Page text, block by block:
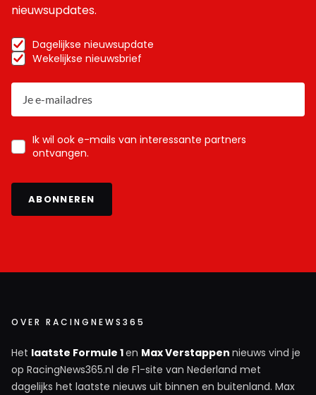
nieuwsupdates.
Dagelijkse nieuwsupdate
Wekelijkse nieuwsbrief
Ik wil ook e-mails van interessante partners
ontvangen.
ABONNEREN
OVER RACINGNEWS365
Het laatste Formule 1en Max Verstappen nieuws vind je
op RacingNews365.nl de F1-site van Nederland met
dagelijks het laatste nieuws uit binnen en buitenland. Max